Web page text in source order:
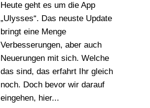
Heute geht es um die App
„Ulysses“. Das neuste Update
bringt eine Menge
Verbesserungen, aber auch
Neuerungen mit sich. Welche
das sind, das erfahrt Ihr gleich
noch. Doch bevor wir darauf
eingehen, hier...